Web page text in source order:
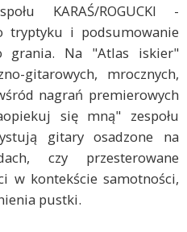
KARAŚ/ROGUCKI -
tryptyku i podsumowanie
grania. Na "Atlas iskier"
gitarowych, mrocznych,
nagrań premierowych
się mną" zespołu
gitary osadzone na
czy przesterowane
w kontekście samotności,
pustki.